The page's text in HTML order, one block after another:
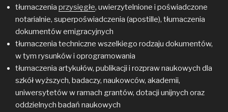
tłumaczenia przysięgłe, uwierzytelnione i poświadczone
notarialnie, superpoświadczenia (apostille), tłumaczenia
dokumentów emigracyjnych
tłumaczenia techniczne wszelkiego rodzaju dokumentów,
w tym rysunków i oprogramowania
tłumaczenia artykułów, publikacji i rozpraw naukowych dla
szkół wyższych, badaczy, naukowców, akademii,
uniwersytetów w ramach grantów, dotacji unijnych oraz
oddzielnych badań naukowych